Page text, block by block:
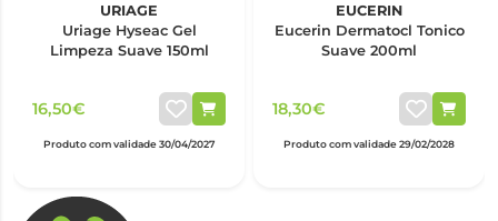
URIAGE
Uriage Hyseac Gel
Limpeza Suave 150ml
16,50€
Produto com validade 30/04/2027
EUCERIN
Eucerin Dermatocl Tonico
Suave 200ml
18,30€
Produto com validade 29/02/2028